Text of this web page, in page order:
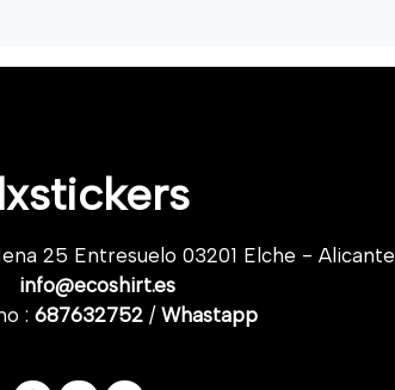
25 Entresuelo 03201 Elche - Alicante
info@ecoshirt.es
: 687632752/ Whastapp